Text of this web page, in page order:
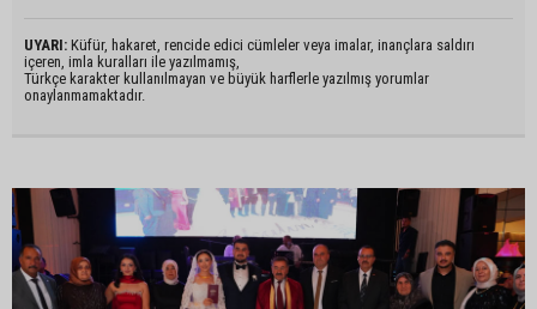
UYARI: Küfür, hakaret, rencide edici cümleler veya imalar, inançlara saldırı
içeren, imla kuralları ile yazılmamış,
Türkçe karakter kullanılmayan ve büyük harflerle yazılmış yorumlar
onaylanmamaktadır.